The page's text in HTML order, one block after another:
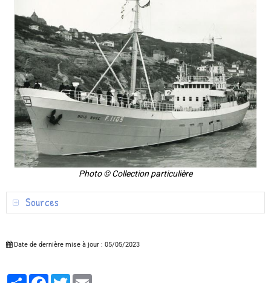
Photo © Collection particulière
Sources
Date de dernière mise à jour : 05/05/2023
PartagerFacebook
Twitter